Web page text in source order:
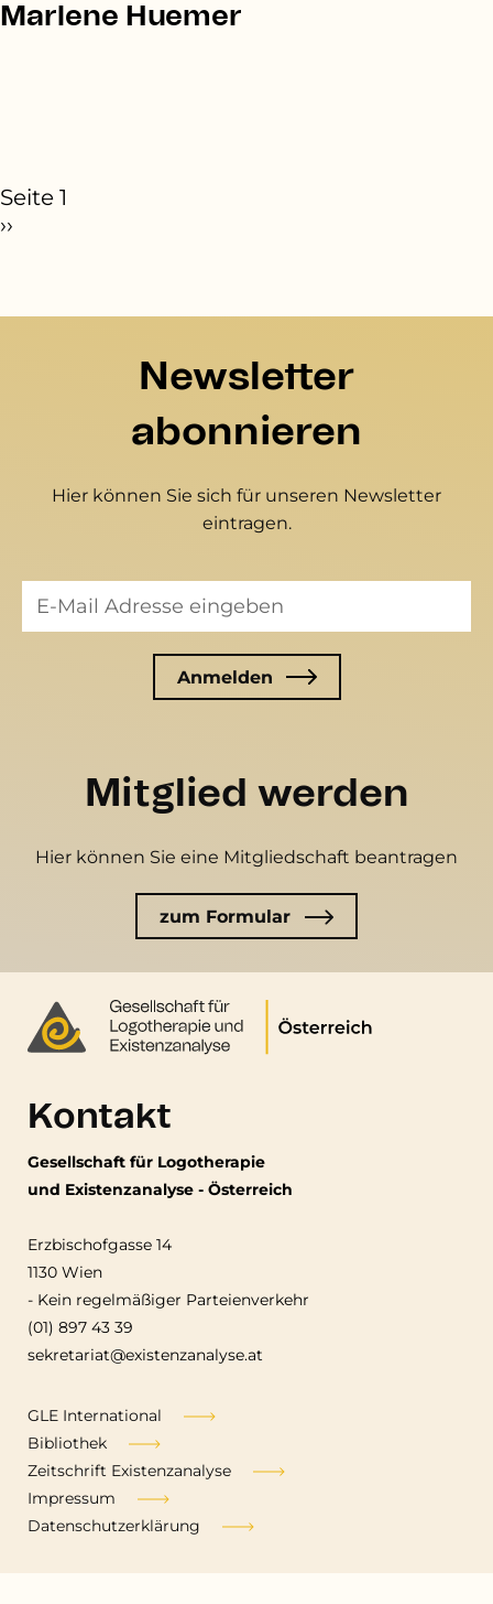
Marlene Huemer
Seite 1
››
Newsletter
abonnieren
Hier können Sie sich für unseren Newsletter
eintragen.
Mitglied werden
Hier können Sie eine Mitgliedschaft beantragen
zum Formular
Kontakt
Gesellschaft für Logotherapie
und Existenzanalyse - Österreich
Erzbischofgasse 14
1130 Wien
- Kein regelmäßiger Parteienverkehr
(01) 897 43 39
sekretariat@existenzanalyse.at
GLE International
Bibliothek
Zeitschrift Existenzanalyse
Impressum
Datenschutzerklärung